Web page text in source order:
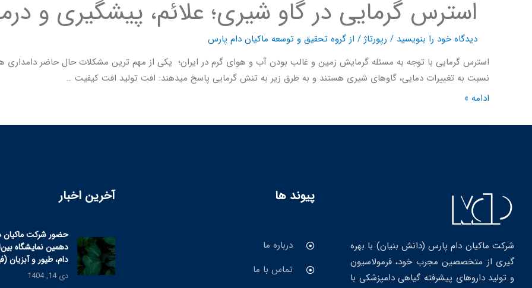
استرس گرمایی در گاو شیری؛ علائم، پیشگیری و
دیدگاه‌ خود را بنویسید / رپورتاژ / از گروه تحقیق و توسعه ماکیان دام پارس
استرس گرمایی با توجه به مسئله گرمایش زمین و غالب بودن آب و هوای گرم در ایران؛ یکی از مهم ترین مشکلات حال حاضر
نسبت به تغییرات دمایی، گاوهای شیری هستند و به طرق زیر به تنش گرمایی پاسخ میدهند: افت توليد افت كيفيت …
ادامه »
شرکت ماکیان دام پارس (دانش بنیان) با بهره
گیری از متخصصین مجرب خود، فرمولاسیون
و تولید داروهای پیشرفته گیاهی دامپزشکی با
پیوند ها
درباره ما
تماس با ما
آخرین اخبار
حضور شرکت ماکیان
دهمین نمایشگاه
دام، طیور و آبزیان
دی 14, 1404